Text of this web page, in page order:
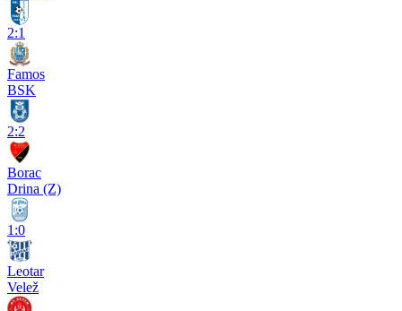
2:1
Famos
BSK
2:2
Borac
Drina (Z)
1:0
Leotar
Velež